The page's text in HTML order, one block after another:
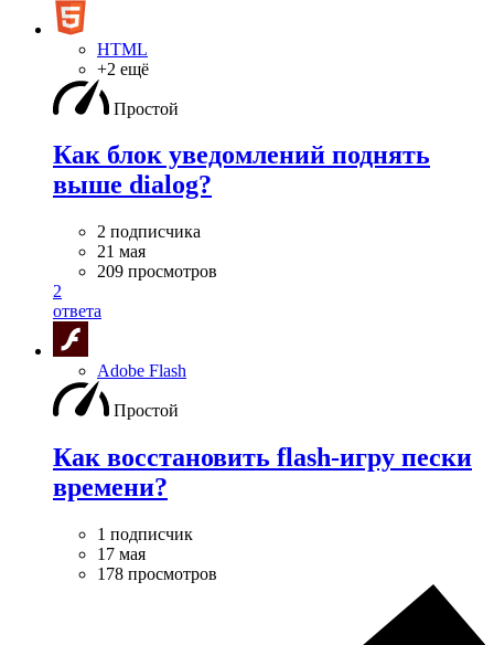
HTML
+2 ещё
Простой
Как блок уведомлений поднять
выше dialog?
2 подписчика
21 мая
209 просмотров
2
ответа
Adobe Flash
Простой
Как восстановить flash-игру пески
времени?
1 подписчик
17 мая
178 просмотров